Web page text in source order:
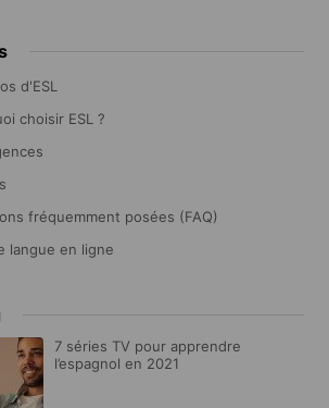
d'ESL
choisir ESL ?
fréquemment posées (FAQ)
langue en ligne
7 séries TV pour apprendre
l’espagnol en 2021